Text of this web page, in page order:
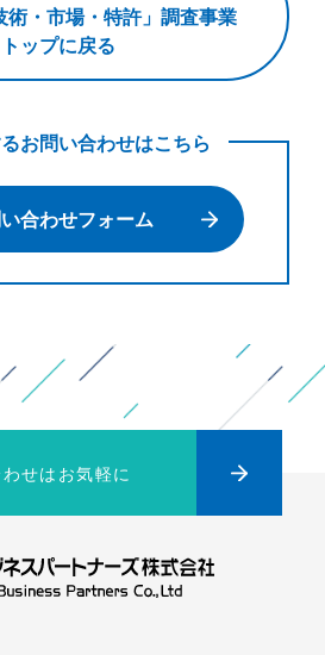
術・市場・特許」調査事業
トップに戻る
お問い合わせはこちら
合わせフォーム
せはお気軽に